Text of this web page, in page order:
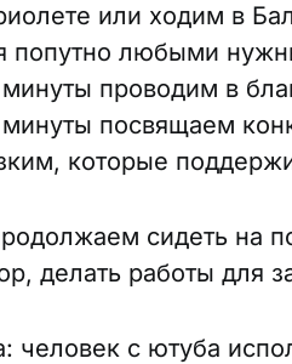
или ходим в
попутно любыми
проводим в
посвящаем
которые
сидеть на
делать работы для
человек с ютуба